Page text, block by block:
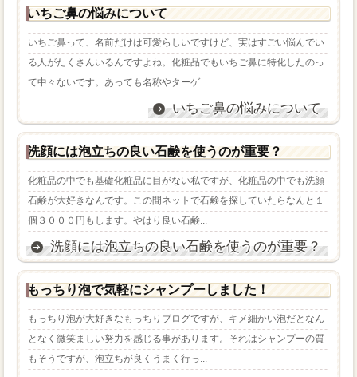
いちご鼻の悩みについて
いちご鼻って、名前だけは可愛らしいですけど、実はすごい悩んでい
る人がたくさんいるんですよね。化粧品でもいちご鼻に特化したのっ
て中々ないです。あっても名称やターゲ...
いちご鼻の悩みについて
洗顔には泡立ちの良い石鹸を使うのが重要？
化粧品の中でも基礎化粧品に目がない私ですが、化粧品の中でも洗顔
石鹸が大好きなんです。この間ネットで石鹸を探していたらなんと１
個３０００円もします。やはり良い石鹸...
洗顔には泡立ちの良い石鹸を使うのが重要？
もっちり泡で気軽にシャンプーしました！
もっちり泡が大好きなもっちりブログですが、キメ細かい泡だとなん
となく微笑ましい努力を感じる事があります。それはシャンプーの質
もそうですが、泡立ちが良くうまく行っ...